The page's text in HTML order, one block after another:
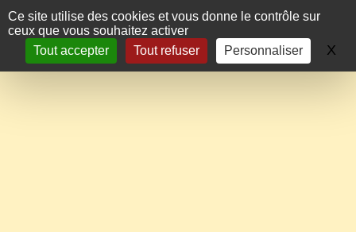
Panneau de gestion des cookies
Ce site utilise des cookies et vous donne le contrôle sur
ceux que vous souhaitez activer
Tout accepter
Tout refuser Personnaliser X